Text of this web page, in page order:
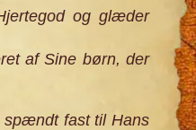
og glæder
af Sine børn, der
spændt fast til Hans